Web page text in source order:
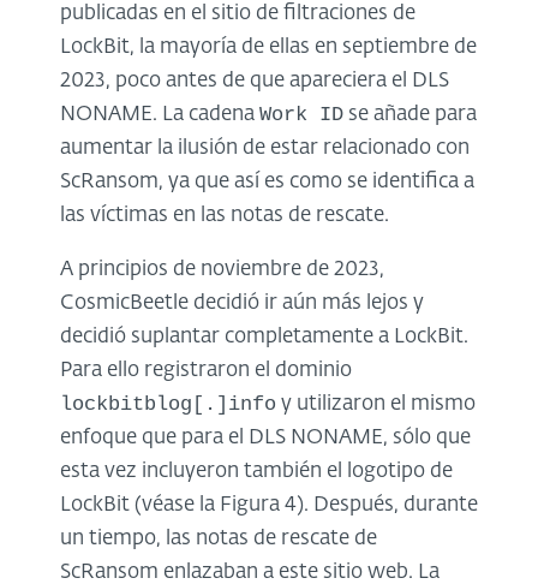
publicadas en el sitio de filtraciones de
LockBit, la mayoría de ellas en septiembre de
2023, poco antes de que apareciera el DLS
NONAME. La cadena Work ID se añade para
aumentar la ilusión de estar relacionado con
ScRansom, ya que así es como se identifica a
las víctimas en las notas de rescate.
A principios de noviembre de 2023,
CosmicBeetle decidió ir aún más lejos y
decidió suplantar completamente a LockBit.
Para ello registraron el dominio
lockbitblog[.]info y utilizaron el mismo
enfoque que para el DLS NONAME, sólo que
esta vez incluyeron también el logotipo de
LockBit (véase la Figura 4). Después, durante
un tiempo, las notas de rescate de
ScRansom enlazaban a este sitio web. La